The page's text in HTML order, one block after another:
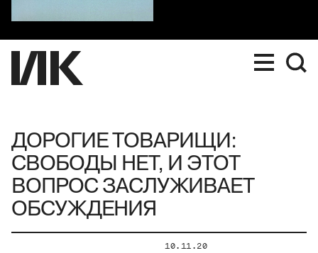
ДОРОГИЕ ТОВАРИЩИ:
СВОБОДЫ НЕТ, И ЭТОТ
ВОПРОС ЗАСЛУЖИВАЕТ
ОБСУЖДЕНИЯ
10.11.20